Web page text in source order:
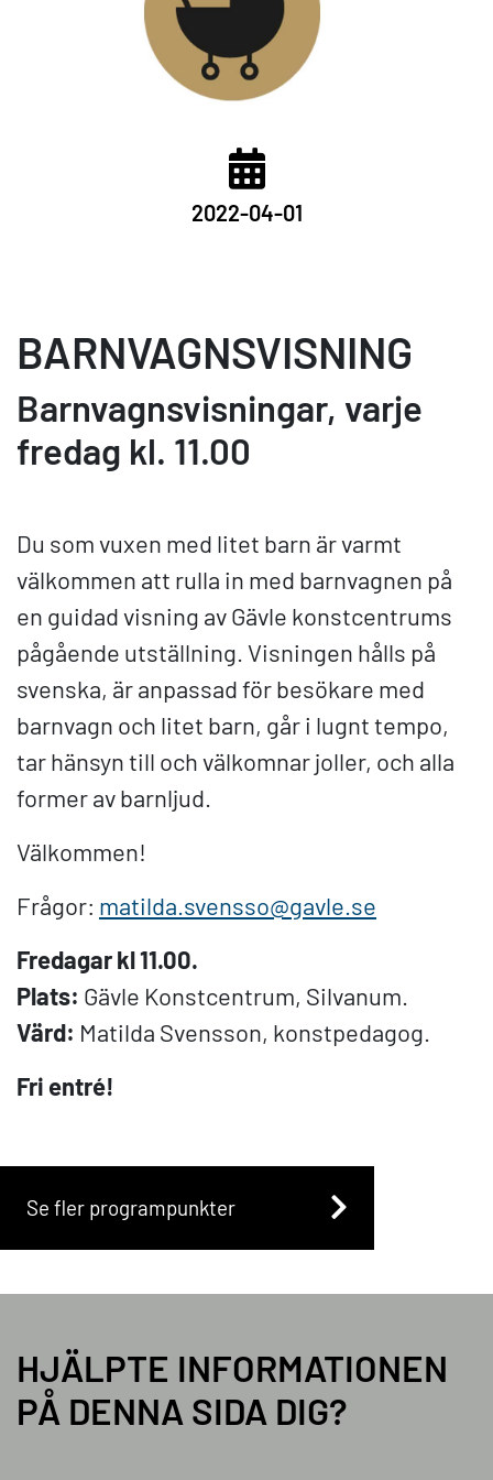
2022-04-01
BARNVAGNSVISNING
Barnvagnsvisningar, varje
fredag kl. 11.00
Du som vuxen med litet barn är varmt
välkommen att rulla in med barnvagnen på
en guidad visning av Gävle konstcentrums
pågående utställning. Visningen hålls på
svenska, är anpassad för besökare med
barnvagn och litet barn, går i lugnt tempo,
tar hänsyn till och välkomnar joller, och alla
former av barnljud.
Välkommen!
Frågor: matilda.svensso@gavle.se
Fredagar kl 11.00.
Plats: Gävle Konstcentrum, Silvanum.
Värd: Matilda Svensson, konstpedagog.
Fri entré!
Se fler programpunkter
HJÄLPTE INFORMATIONEN
PÅ DENNA SIDA DIG?